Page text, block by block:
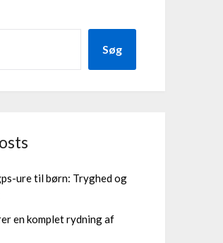
Søg
ure til børn: Tryghed og
en komplet rydning af